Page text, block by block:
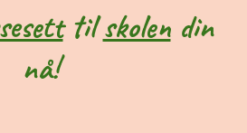
tilskolendin
nå!